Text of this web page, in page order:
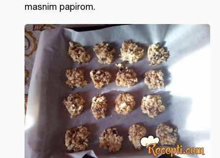
masnim papirom.